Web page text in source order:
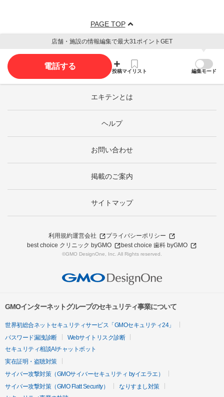
PAGE TOP
店舗・施設の情報編集で最大31ポイントGET
電話する
投稿マイリスト 編集モード
エキテンとは
ヘルプ
お問い合わせ
掲載のご案内
サイトマップ
利用規約運営会社
プライバシーポリシー
best choice クリニック byGMO
best choice 歯科 byGMO
©GMO DesignOne, Inc. All Rights reserved.
GMOインターネットグループのセキュリティ事業について
世界初総合ネットセキュリティサービス「GMOセキュリティ24」
パスワード漏洩診断
Webサイトリスク診断
セキュリティ相談AIチャットボット
実在証明・盗聴対策
サイバー攻撃対策（GMOサイバーセキュリティ byイエラエ）
サイバー攻撃対策（GMO Flatt Security）
なりすまし対策